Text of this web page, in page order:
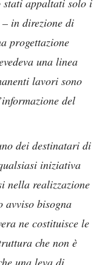
stati appaltati solo i
in direzione di
progettazione
una linea
lavori sono
del
dei destinatari di
iniziativa
nella realizzazione
avviso bisogna
ne costituisce le
che non è
una leva di